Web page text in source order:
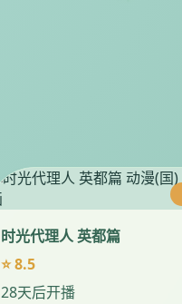
时光代理人 英都篇
⭐ 8.5
28天后开播